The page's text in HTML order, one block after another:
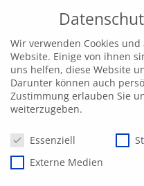
Wir verwenden Cookies
Website. Einige von ihnen
uns helfen, diese Website
Darunter können auch
Zustimmung erlauben Sie
weiterzugeben.
Datenschutzeinstellungen
Essenziell
Externe Medien